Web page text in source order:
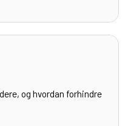
og hvordan forhindre